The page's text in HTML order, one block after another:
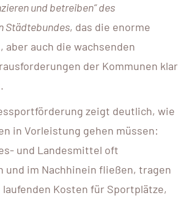
und betreiben“ des
Städtebundes, das die enorme
aber auch die wachsenden
der Kommunen klar
zeigt deutlich, wie
in Vorleistung gehen müssen:
und Landesmittel oft
und im Nachhinein fließen, tragen
laufenden Kosten für Sportplätze,